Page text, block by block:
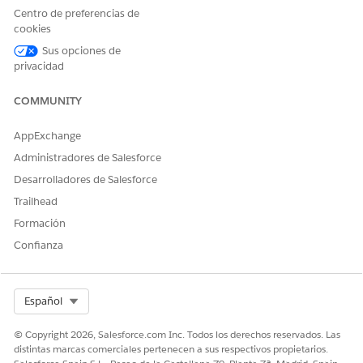
Si agrega una imagen que supera el tamaño máximo de
Formulario.
Componentes
¿RESOLVIÓ ESTE ARTÍCULO SU PROBLEMA?
¡Háganos saber cómo podemos mejorar!
Centro de preferencias de
cookies
Sus opciones de
privacidad
COMMUNITY
AppExchange
Administradores de Salesforce
Desarrolladores de Salesforce
Trailhead
Formación
Confianza
Español
© Copyright 2026, Salesforce.com Inc. Todos los derechos reservados. Las
distintas marcas comerciales pertenecen a sus respectivos propietarios.